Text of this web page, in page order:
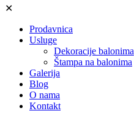
✕
Prodavnica
Usluge
Dekoracije balonima
Štampa na balonima
Galerija
Blog
O nama
Kontakt